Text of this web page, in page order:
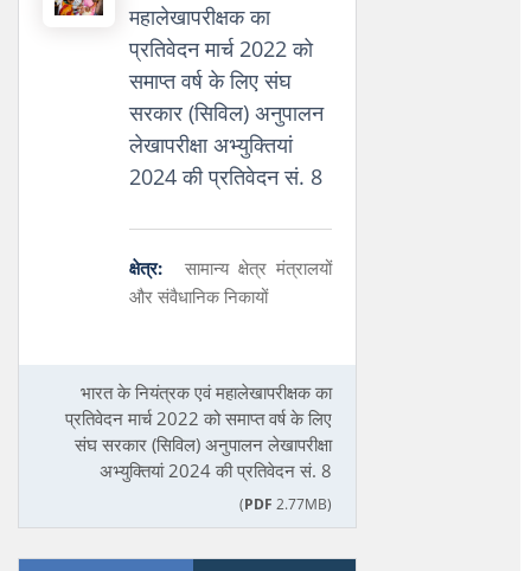
महालेखापरीक्षक का
प्रतिवेदन मार्च 2022 को
समाप्त वर्ष के लिए संघ
सरकार (सिविल) अनुपालन
लेखापरीक्षा अभ्युक्तियां
2024 की प्रतिवेदन सं. 8
क्षेत्र:
सामान्य क्षेत्र मंत्रालयों
और संवैधानिक निकायों
भारत के नियंत्रक एवं महालेखापरीक्षक का
प्रतिवेदन मार्च 2022 को समाप्त वर्ष के लिए
संघ सरकार (सिविल) अनुपालन लेखापरीक्षा
अभ्युक्तियां 2024 की प्रतिवेदन सं. 8
(PDF 2.77MB)